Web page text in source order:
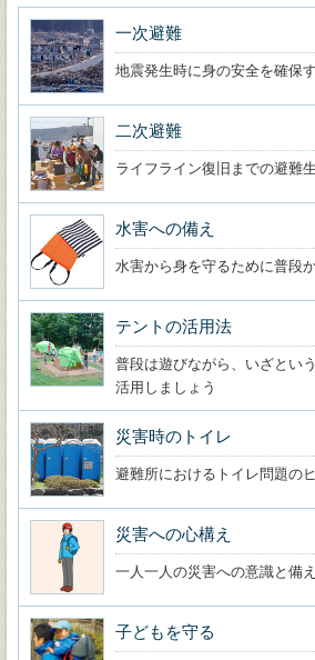
一次避難
地震発生時に身の安全を確保
二次避難
ライフライン復旧までの避難
水害への備え
水害から身を守るために普段
テントの活用法
普段は遊びながら、いざとい
活用しましょう
災害時のトイレ
避難所におけるトイレ問題の
災害への心構え
一人一人の災害への意識と備
子どもを守る